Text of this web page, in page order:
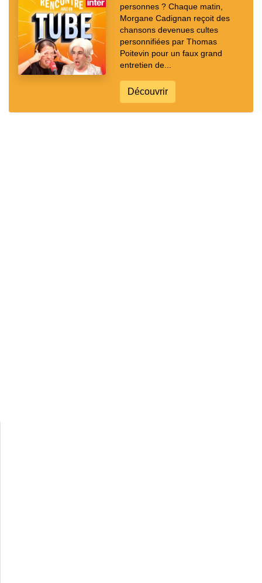
personnes ? Chaque matin,
Morgane Cadignan reçoit des
chansons devenues cultes
personnifiées par Thomas
Poitevin pour un faux grand
entretien de...
Découvrir